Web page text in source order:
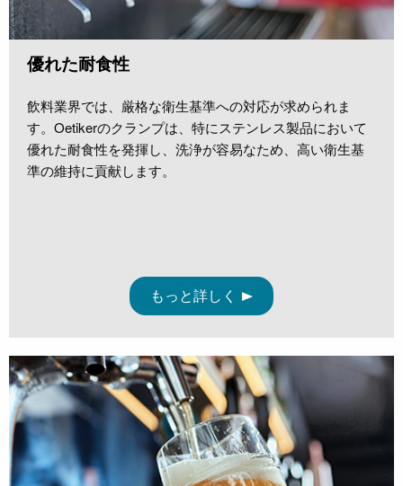
優れた耐食性
飲料業界では、厳格な衛生基準への対応が求められま
す。Oetikerのクランプは、特にステンレス製品において
優れた耐食性を発揮し、洗浄が容易なため、高い衛生基
準の維持に貢献します。
もっと詳しく